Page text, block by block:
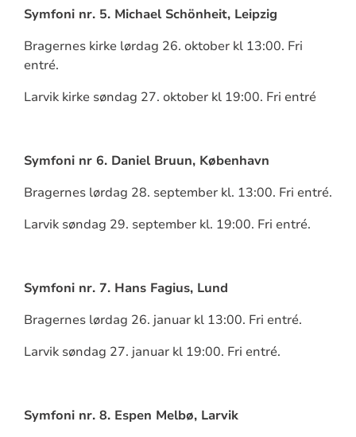
Symfoni nr. 5. Michael Schönheit, Leipzig
Bragernes kirke lørdag 26. oktober kl 13:00. Fri
entré.
Larvik kirke søndag 27. oktober kl 19:00. Fri entré
Symfoni nr 6. Daniel Bruun, København
Bragernes lørdag 28. september kl. 13:00. Fri entré.
Larvik søndag 29. september kl. 19:00. Fri entré.
Symfoni nr. 7. Hans Fagius, Lund
Bragernes lørdag 26. januar kl 13:00. Fri entré.
Larvik søndag 27. januar kl 19:00. Fri entré.
Symfoni nr. 8. Espen Melbø, Larvik